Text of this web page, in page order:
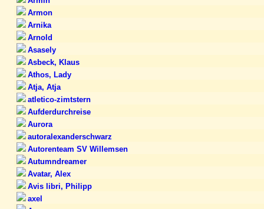
Armon
Arnika
Arnold
Asasely
Asbeck, Klaus
Athos, Lady
Atja, Atja
atletico-zimtstern
Aufderdurchreise
Aurora
autoralexanderschwarz
Autorenteam SV Willemsen
Autumndreamer
Avatar, Alex
Avis libri, Philipp
axel